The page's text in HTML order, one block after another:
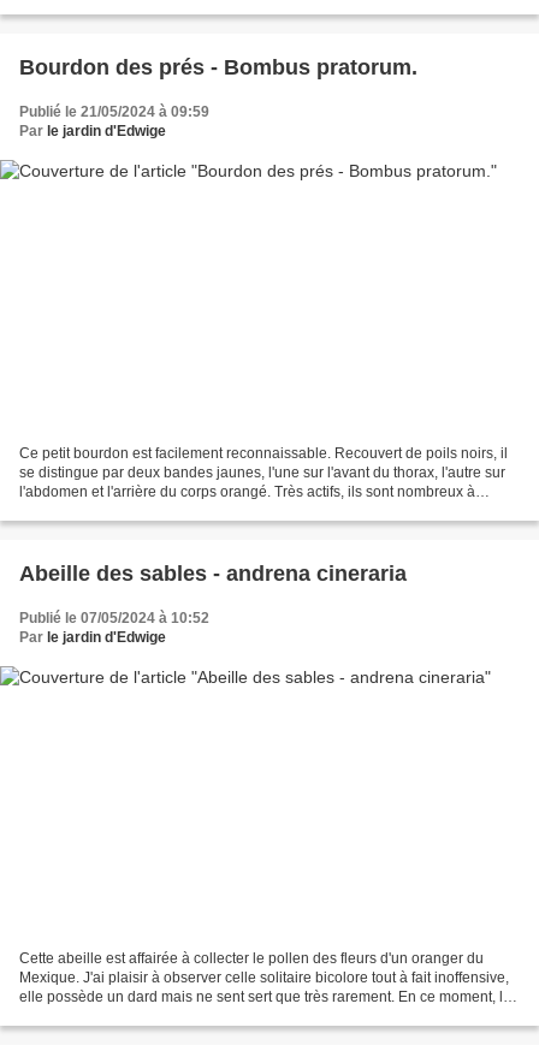
Bourdon des prés - Bombus pratorum.
Publié le 21/05/2024 à 09:59
Par le jardin d'Edwige
Ce petit bourdon est facilement reconnaissable. Recouvert de poils noirs, il
se distingue par deux bandes jaunes, l'une sur l'avant du thorax, l'autre sur
l'abdomen et l'arrière du corps orangé. Très actifs, ils sont nombreux à
Abeille des sables - andrena cineraria
Publié le 07/05/2024 à 10:52
Par le jardin d'Edwige
Cette abeille est affairée à collecter le pollen des fleurs d'un oranger du
Mexique. J'ai plaisir à observer celle solitaire bicolore tout à fait inoffensive,
elle possède un dard mais ne sent sert que très rarement. En ce moment, les